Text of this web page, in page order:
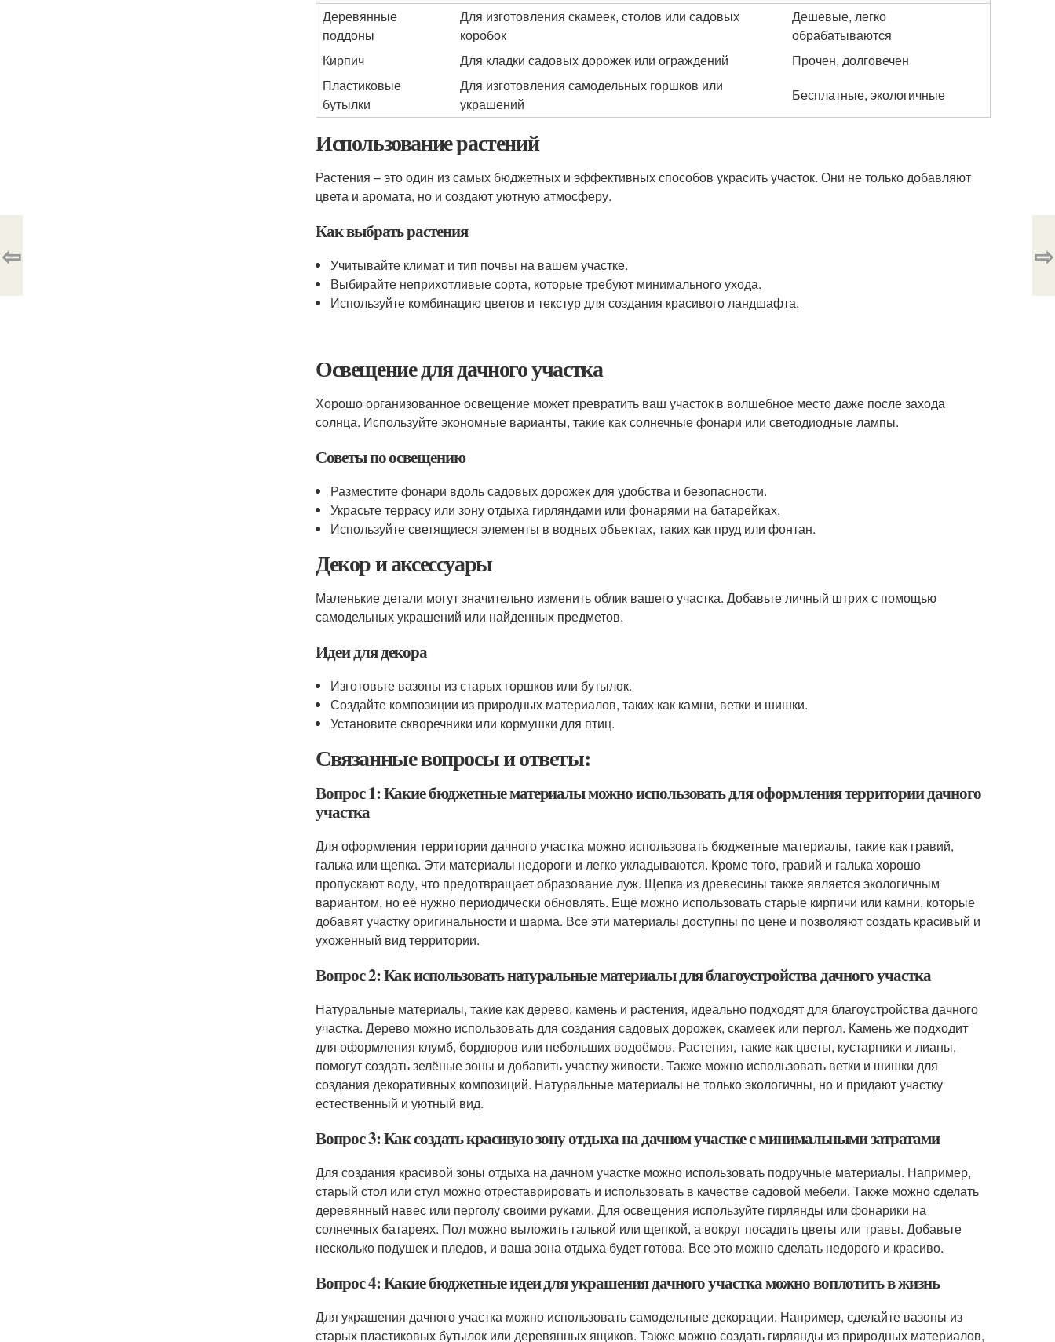
Деревянные
поддоны
Для изготовления скамеек, столов или садовых
коробок
Дешевые, легко
обрабатываются
Кирпич
Для кладки садовых дорожек или ограждений
Прочен, долговечен
Пластиковые
бутылки
Для изготовления самодельных горшков или
украшений
Бесплатные, экологичные
Использование растений
Растения – это один из самых бюджетных и эффективных способов украсить участок. Они не только добавляют
цвета и аромата, но и создают уютную атмосферу.
Как выбрать растения
Учитывайте климат и тип почвы на вашем участке.
Выбирайте неприхотливые сорта, которые требуют минимального ухода.
Используйте комбинацию цветов и текстур для создания красивого ландшафта.
Освещение для дачного участка
Хорошо организованное освещение может превратить ваш участок в волшебное место даже после захода
солнца. Используйте экономные варианты, такие как солнечные фонари или светодиодные лампы.
Советы по освещению
Разместите фонари вдоль садовых дорожек для удобства и безопасности.
Украсьте террасу или зону отдыха гирляндами или фонарями на батарейках.
Используйте светящиеся элементы в водных объектах, таких как пруд или фонтан.
Декор и аксессуары
Маленькие детали могут значительно изменить облик вашего участка. Добавьте личный штрих с помощью
самодельных украшений или найденных предметов.
Идеи для декора
Изготовьте вазоны из старых горшков или бутылок.
Создайте композиции из природных материалов, таких как камни, ветки и шишки.
Установите скворечники или кормушки для птиц.
Связанные вопросы и ответы:
Вопрос 1: Какие бюджетные материалы можно использовать для оформления территории дачного
участка
Для оформления территории дачного участка можно использовать бюджетные материалы, такие как гравий,
галька или щепка. Эти материалы недороги и легко укладываются. Кроме того, гравий и галька хорошо
пропускают воду, что предотвращает образование луж. Щепка из древесины также является экологичным
вариантом, но её нужно периодически обновлять. Ещё можно использовать старые кирпичи или камни, которые
добавят участку оригинальности и шарма. Все эти материалы доступны по цене и позволяют создать красивый и
ухоженный вид территории.
Вопрос 2: Как использовать натуральные материалы для благоустройства дачного участка
Натуральные материалы, такие как дерево, камень и растения, идеально подходят для благоустройства дачного
участка. Дерево можно использовать для создания садовых дорожек, скамеек или пергол. Камень же подходит
для оформления клумб, бордюров или небольших водоёмов. Растения, такие как цветы, кустарники и лианы,
помогут создать зелёные зоны и добавить участку живости. Также можно использовать ветки и шишки для
создания декоративных композиций. Натуральные материалы не только экологичны, но и придают участку
естественный и уютный вид.
Вопрос 3: Как создать красивую зону отдыха на дачном участке с минимальными затратами
Для создания красивой зоны отдыха на дачном участке можно использовать подручные материалы. Например,
старый стол или стул можно отреставрировать и использовать в качестве садовой мебели. Также можно сделать
деревянный навес или перголу своими руками. Для освещения используйте гирлянды или фонарики на
солнечных батареях. Пол можно выложить галькой или щепкой, а вокруг посадить цветы или травы. Добавьте
несколько подушек и пледов, и ваша зона отдыха будет готова. Все это можно сделать недорого и красиво.
Вопрос 4: Какие бюджетные идеи для украшения дачного участка можно воплотить в жизнь
Для украшения дачного участка можно использовать самодельные декорации. Например, сделайте вазоны из
старых пластиковых бутылок или деревянных ящиков. Также можно создать гирлянды из природных материалов,
⇦ ⇨